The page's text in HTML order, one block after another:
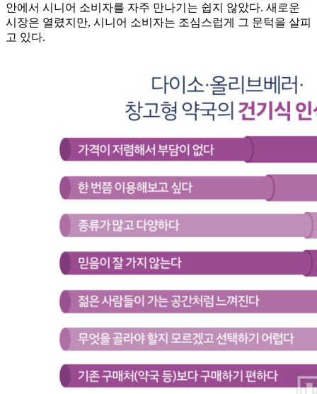
안에서 시니어 소비자를 자주 만나기는 쉽지 않았다. 새로운
시장은 열렸지만, 시니어 소비자는 조심스럽게 그 문턱을 살피
고 있다.